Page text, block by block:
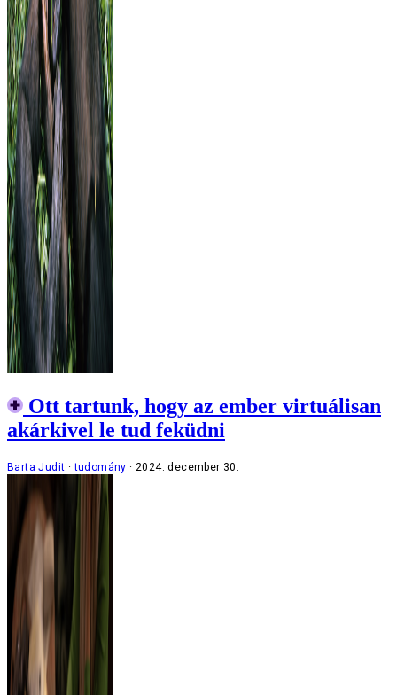
Ott tartunk, hogy az ember virtuálisan
akárkivel le tud feküdni
Barta Judit tudomány 2024. december 30.